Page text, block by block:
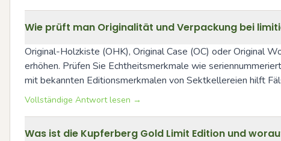
Wie prüft man Originalität und Verpackung bei
Original-Holzkiste (OHK), Original Case (OC) oder Original
erhöhen. Prüfen Sie Echtheitsmerkmale wie
mit bekannten Editionsmerkmalen von Sektkellereien hilft
Vollständige Antwort lesen →
Was ist die Kupferberg Gold Limit Edition und